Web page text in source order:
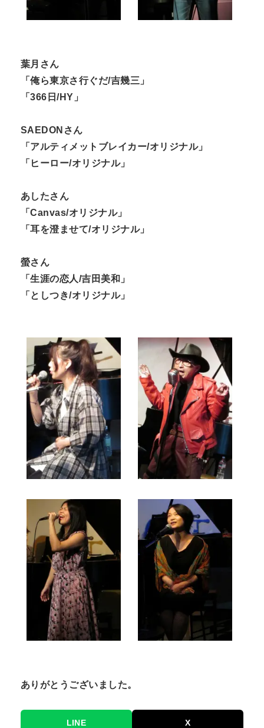
葉月さん
「俺ら東京さ行ぐだ/吉幾三」
「366日/HY」
SAEDONさん
「アルティメットブレイカー/オリジナル」
「ヒーロー/オリジナル」
あしたさん
「Canvas/オリジナル」
「耳を澄ませて/オリジナル」
螢さん
「生涯の恋人/吉田美和」
「としつき/オリジナル」
ありがとうございました。
LINE X